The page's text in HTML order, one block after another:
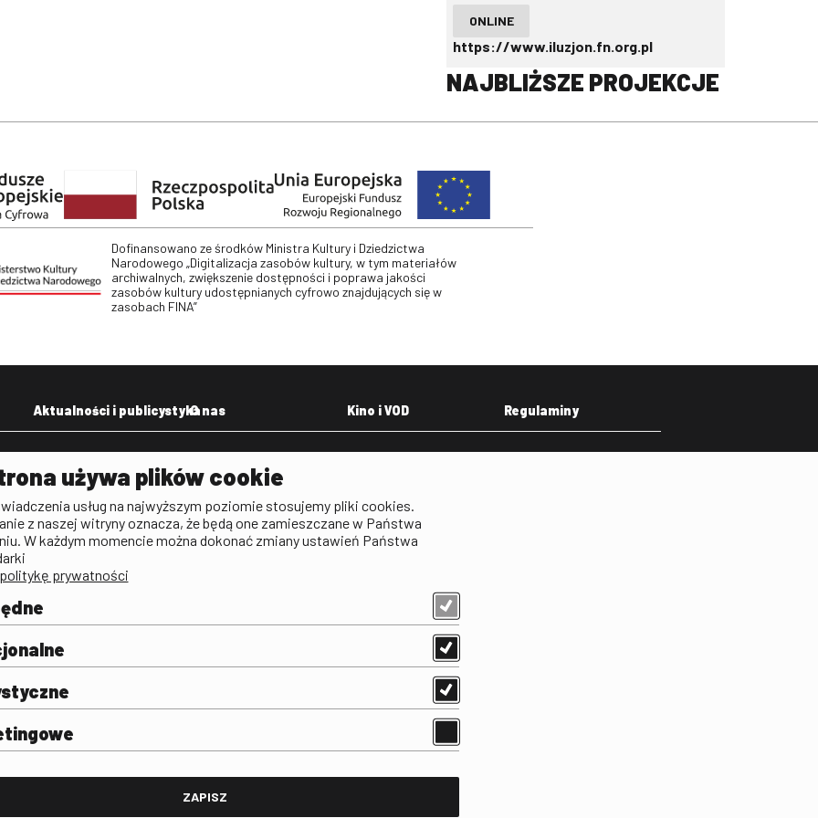
ONLINE
https://www.iluzjon.fn.org.pl
NAJBLIŻSZE PROJEKCJE
Dofinansowano ze środków Ministra Kultury i Dziedzictwa
Narodowego „Digitalizacja zasobów kultury, w tym materiałów
archiwalnych, zwiększenie dostępności i poprawa jakości
zasobów kultury udostępnianych cyfrowo znajdujących się w
zasobach FINA”
i
Aktualności i publicystyka
Aktualności
Publicystyka filmowa
O nas
Deklaracja dostępności
Polityka antykorupcyjna
Praca w FINA
Kino i VOD Regulaminy
używa plików cookie
usług na najwyższym poziomie stosujemy pliki cookies.
z naszej witryny oznacza, że będą one zamieszczane w Państwa
W każdym momencie można dokonać zmiany ustawień Państwa
prywatności
ZAPISZ